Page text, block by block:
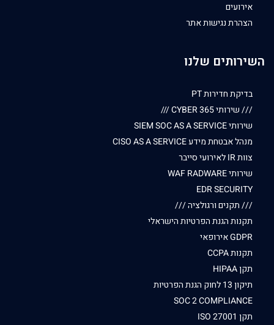
אירועים
הצהרת נגישות אתר
השירותים שלנו
בדיקת חדירות PT
/// שירותי CYBER 365 ///
שירותי SIEM SOC AS A SERVICE
מנהל אבטחת מידע CISO AS A SERVICE
צוות IR לאירועי סייבר
שירותי WAF RADWARE
EDR SECURITY
/// תקנים ורגולציה ///
תקנות הגנת הפרטיות הישראלי
GDPR אירופאי
תקנות CCPA
תקן HIPAA
תיקון 13 לחוק הגנת הפרטיות
SOC 2 COMPLIANCE
תקן ISO 27001